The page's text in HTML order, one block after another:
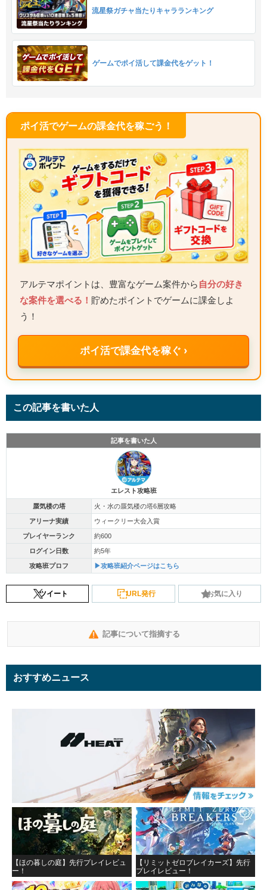
流星祭ガチャ当たりキャラランキング
ゲームでポイ活して課金代をゲット！
ポイ活でゲームの課金代を稼ごう！
アルテマポイントは、豊富なゲーム案件から 自分の好き
な案件を選べる！ 貯めたポイントでゲームに課金しよ
う！
ポイ活で課金代を稼ぐ ›
この記事を書いた人
記事を書いた人
エレスト攻略班
蜃気楼の塔 火・水の蜃気楼の塔6層攻略
アリーナ実績 ウィークリー大会入賞
プレイヤーランク 約600
ログイン日数 約5年
攻略班プロフ ▶攻略班紹介ページはこちら
ツイート URL発行 お気に入り
記事について指摘する
おすすめニュース
【ほの暮しの庭】先行プレイレビュ
ー！
【リミットゼロブレイカーズ】先行
プレイレビュー！